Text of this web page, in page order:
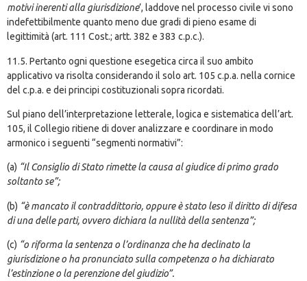
motivi inerenti alla giurisdizione’, laddove nel processo civile vi sono
indefettibilmente quanto meno due gradi di pieno esame di
legittimità (art. 111 Cost.; artt. 382 e 383 c.p.c.).
11.5. Pertanto ogni questione esegetica circa il suo ambito
applicativo va risolta considerando il solo art. 105 c.p.a. nella cornice
del c.p.a. e dei principi costituzionali sopra ricordati.
Sul piano dell’interpretazione letterale, logica e sistematica dell’art.
105, il Collegio ritiene di dover analizzare e coordinare in modo
armonico i seguenti “segmenti normativi”:
(a) “Il Consiglio di Stato rimette la causa al giudice di primo grado
soltanto se”;
(b) “è mancato il contraddittorio, oppure è stato leso il diritto di difesa
di una delle parti, ovvero dichiara la nullità della sentenza”;
(c) “o riforma la sentenza o l’ordinanza che ha declinato la
giurisdizione o ha pronunciato sulla competenza o ha dichiarato
l’estinzione o la perenzione del giudizio”.